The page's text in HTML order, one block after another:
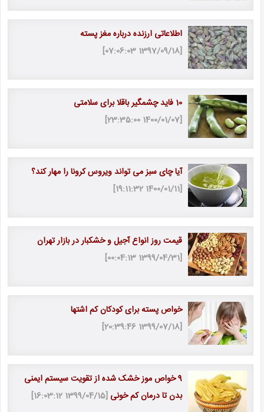
اطلاعاتی ارزنده درباره مغز پسته
[1397/09/18 07:06:03]
10 فاید چشمگیر باقلا برای سلامتی
[1400/01/07 23:35:00]
آیا چای سبز می تواند ویروس کرونا را مهار کند؟
[1400/01/11 19:11:32]
قیمت روز انواع آجیل و خشکبار در بازار تهران
[1399/04/31 00:04:13]
خواص پسته برای کودکان کم اشتها
[1399/07/18 20:39:46]
9 خواص موز خشک شده از تقویت سیستم ایمنی
بدن تا درمان کم خونی [1399/04/15 16:03:12]